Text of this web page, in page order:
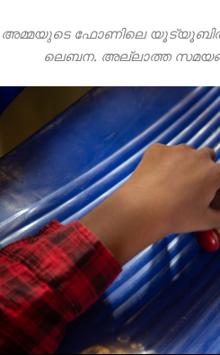
അമ്മയുടെ ഫോണിലെ യൂട്യൂബിൽ
ലെബന. അല്ലാത്ത